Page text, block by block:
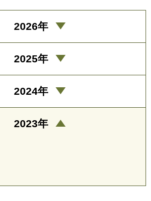
2026年
2025年
2024年
2023年